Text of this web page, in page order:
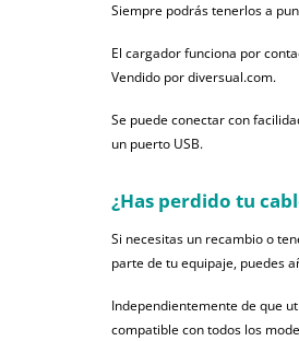
Siempre podrás tenerlos a
El cargador funciona por
Vendido por diversual.com.
Se puede conectar con
un puerto USB.
¿Has perdido tu
Si necesitas un recambio o
parte de tu equipaje, puedes
Independientemente de que
compatible con todos los